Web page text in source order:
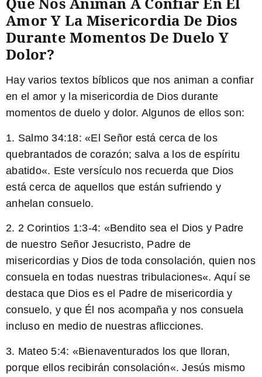
Amor Y La Misericordia De Dios
Durante Momentos De Duelo Y
Dolor?
Hay varios textos bíblicos que nos animan a confiar
en el amor y la misericordia de Dios durante
momentos de duelo y dolor. Algunos de ellos son:
1. Salmo 34:18: «El Señor está cerca de los
quebrantados de corazón; salva a los de espíritu
abatido«. Este versículo nos recuerda que Dios
está cerca de aquellos que están sufriendo y
anhelan consuelo.
2. 2 Corintios 1:3-4: «Bendito sea el Dios y Padre
de nuestro Señor Jesucristo, Padre de
misericordias y Dios de toda consolación, quien nos
consuela en todas nuestras tribulaciones«. Aquí se
destaca que Dios es el Padre de misericordia y
consuelo, y que Él nos acompaña y nos consuela
incluso en medio de nuestras aflicciones.
3. Mateo 5:4: «Bienaventurados los que lloran,
porque ellos recibirán consolación«. Jesús mismo